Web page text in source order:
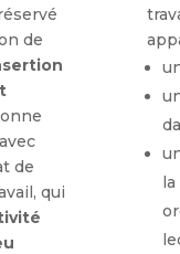
de
de
qui